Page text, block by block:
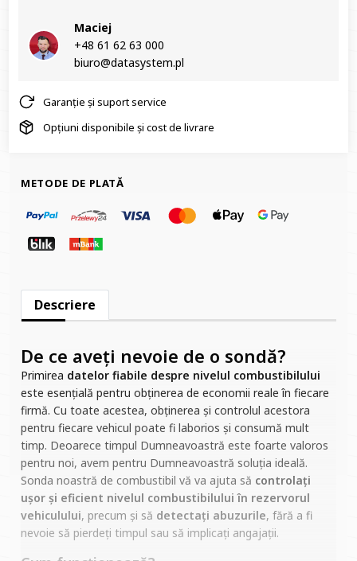
Maciej
+48 61 62 63 000‬
biuro@datasystem.pl
Garanție și suport service
Opțiuni disponibile și cost de livrare
METODE DE PLATĂ
Descriere
De ce aveți nevoie de o sondă?
Primirea datelor fiabile despre nivelul combustibilului
este esențială pentru obținerea de economii reale în fiecare
firmă. Cu toate acestea, obținerea și controlul acestora
pentru fiecare vehicul poate fi laborios și consumă mult
timp. Deoarece timpul Dumneavoastră este foarte valoros
pentru noi, avem pentru Dumneavoastră soluția ideală.
Sonda noastră de combustibil vă va ajuta să controlați
ușor și eficient nivelul combustibilului în rezervorul
vehiculului, precum și să detectați abuzurile, fără a fi
nevoie să pierdeți timpul sau să implicați angajații.